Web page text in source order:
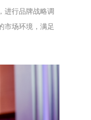
进行品牌战略调
市场环境，满足